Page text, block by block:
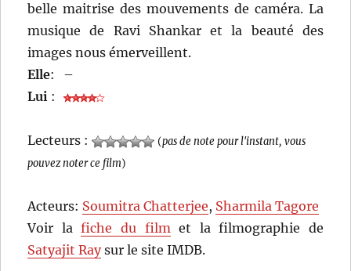
belle maitrise des mouvements de caméra. La
musique de Ravi Shankar et la beauté des
images nous émerveillent.
Elle:
–
Lui :
Lecteurs : (pas de note pour l'instant, vous
pouvez noter ce film)
Acteurs: Soumitra Chatterjee, Sharmila Tagore
Voir lafiche du filmet la filmographie de
Satyajit Raysur le site IMDB.